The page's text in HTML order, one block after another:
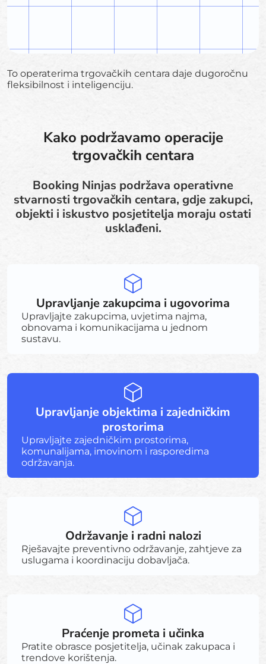
To operaterima trgovačkih centara daje dugoročnu
fleksibilnost i inteligenciju.
Kako podržavamo operacije
trgovačkih centara
Booking Ninjas podržava operativne
stvarnosti trgovačkih centara, gdje zakupci,
objekti i iskustvo posjetitelja moraju ostati
usklađeni.
Upravljanje zakupcima i ugovorima
Upravljajte zakupcima, uvjetima najma,
obnovama i komunikacijama u jednom
sustavu.
Upravljanje objektima i zajedničkim
prostorima
Upravljajte zajedničkim prostorima,
komunalijama, imovinom i rasporedima
održavanja.
Održavanje i radni nalozi
Rješavajte preventivno održavanje, zahtjeve za
uslugama i koordinaciju dobavljača.
Praćenje prometa i učinka
Pratite obrasce posjetitelja, učinak zakupaca i
trendove korištenja.